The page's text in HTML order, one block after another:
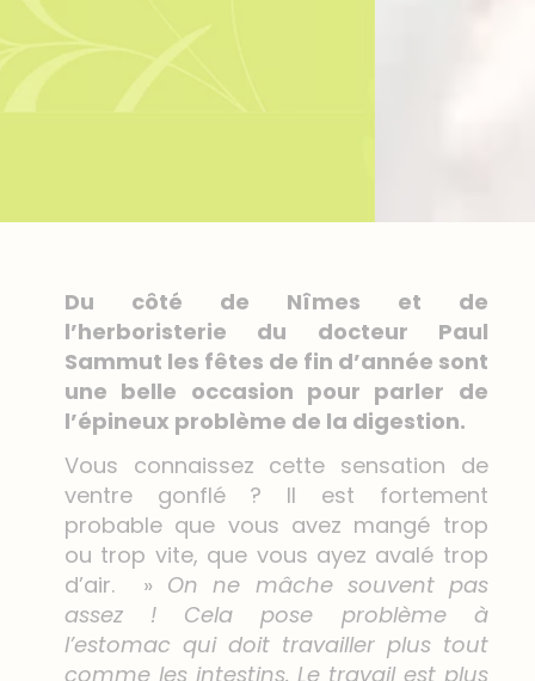
Du côté de Nîmes et de
l’herboristerie du docteur Paul
Sammut les fêtes de fin d’année sont
une belle occasion pour parler de
l’épineux problème de la digestion.
Vous connaissez cette sensation de
ventre gonflé ? Il est fortement
probable que vous avez mangé trop
ou trop vite, que vous ayez avalé trop
d’air. » On ne mâche souvent pas
assez ! Cela pose problème à
l’estomac qui doit travailler plus tout
comme les intestins. Le travail est plus